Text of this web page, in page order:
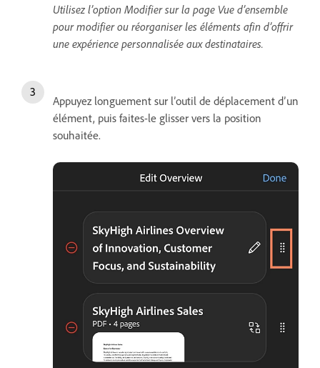
Utilisez l’option Modifier sur la page Vue d’ensemble
pour modifier ou réorganiser les éléments afin d’offrir
une expérience personnalisée aux destinataires.
Appuyez longuement sur l’outil de déplacement d’un
élément, puis faites-le glisser vers la position
souhaitée.